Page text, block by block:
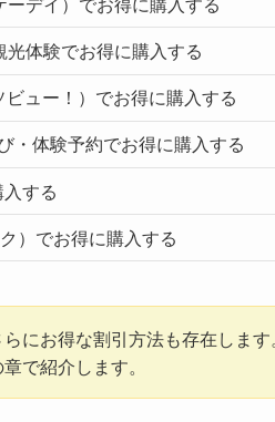
体験でお得に購入する
ュー！）でお得に購入する
・体験予約でお得に購入する
する
）でお得に購入する
らにお得な割引方法も存在しま
で紹介します。